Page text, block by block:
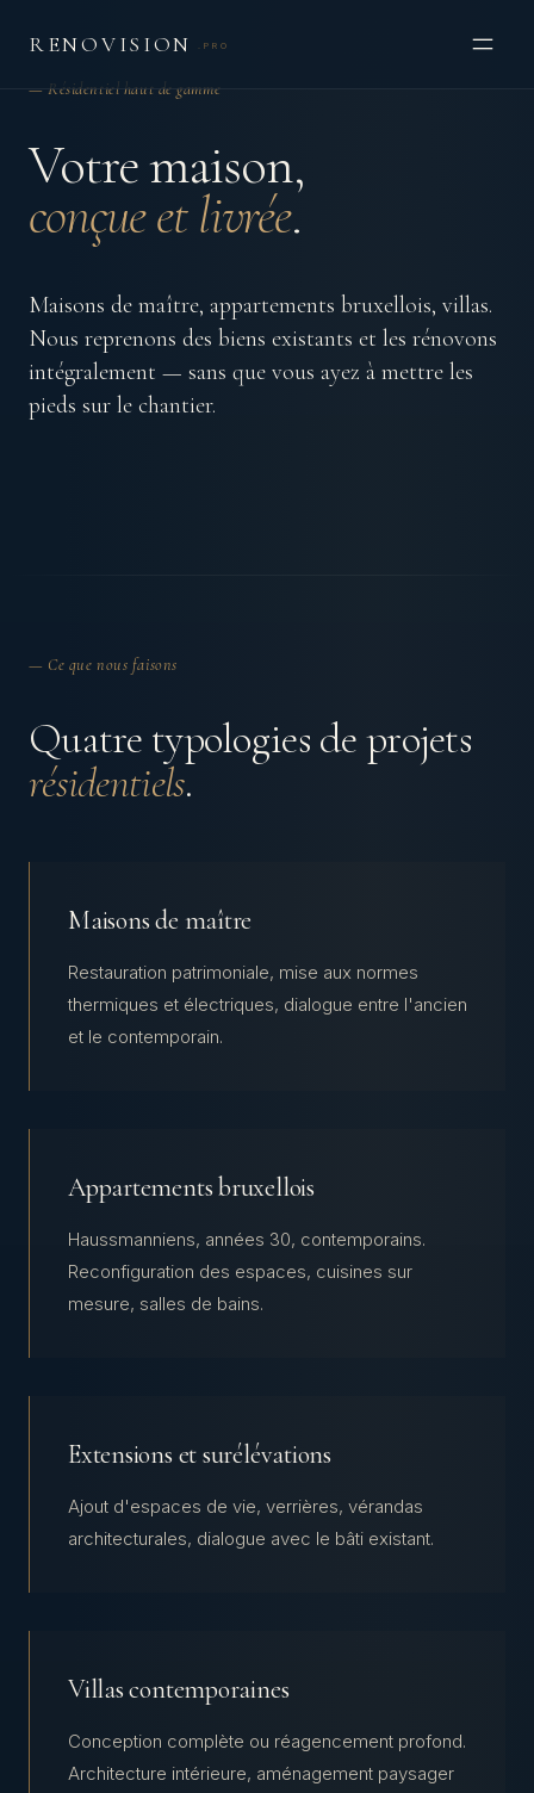
RENOVISION .PRO
— Résidentiel haut de gamme
Votre maison,
conçue et livrée.
Maisons de maître, appartements bruxellois, villas.
Nous reprenons des biens existants et les rénovons
intégralement — sans que vous ayez à mettre les
pieds sur le chantier.
— Ce que nous faisons
Quatre typologies de projets
résidentiels.
Maisons de maître
Restauration patrimoniale, mise aux normes
thermiques et électriques, dialogue entre l'ancien
et le contemporain.
Appartements bruxellois
Haussmanniens, années 30, contemporains.
Reconfiguration des espaces, cuisines sur
mesure, salles de bains.
Extensions et surélévations
Ajout d'espaces de vie, verrières, vérandas
architecturales, dialogue avec le bâti existant.
Villas contemporaines
Conception complète ou réagencement profond.
Architecture intérieure, aménagement paysager